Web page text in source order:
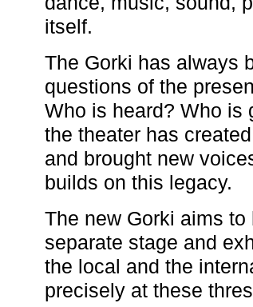
itself.
The Gorki has always
questions of the
Who is heard? Who is
the theater has
and brought new
builds on this legacy.
The new Gorki aims
separate stage and
the local and the
precisely at these